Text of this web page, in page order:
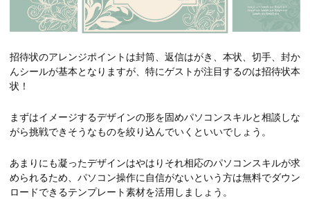
招待状のアレンジポイントは封筒、返信はがき、本状、切手、封か
んシールが基本となりますが、特にゲストが注目するのは招待状本
状！
まずはイメージするデザインの形を固めパソコンスキルと相談しな
がら挑戦できそうなものを絞り込んでいくといいでしょう。
あまりにも凝ったデザインはやはりそれ相応のパソコンスキルが求
められるため、パソコン操作に自信がないという方は無料でダウン
ロードできるテンプレート素材を活用しましょう。